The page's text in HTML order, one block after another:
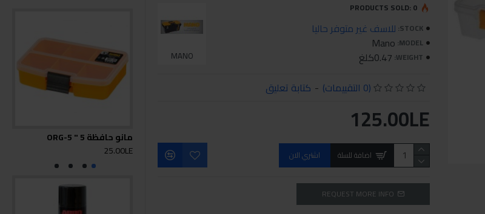
STOCK: للاسف غير متوفر حاليا
MODEL:
Mano
WEIGHT: 0.47كلغ MANO
PRODUCTS SOLD: 0
(0 التقييمات) - كتابة تعليق
125.00LE
اضافة للسلة اشتري الان
REQUEST MORE INFO
مانو حافظة 5 " ORG-5
25.00LE